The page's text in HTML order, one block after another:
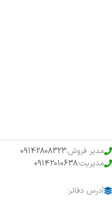
مدیر فروش:09142808323
مدیریت:09142010638
آدرس دفاتر: